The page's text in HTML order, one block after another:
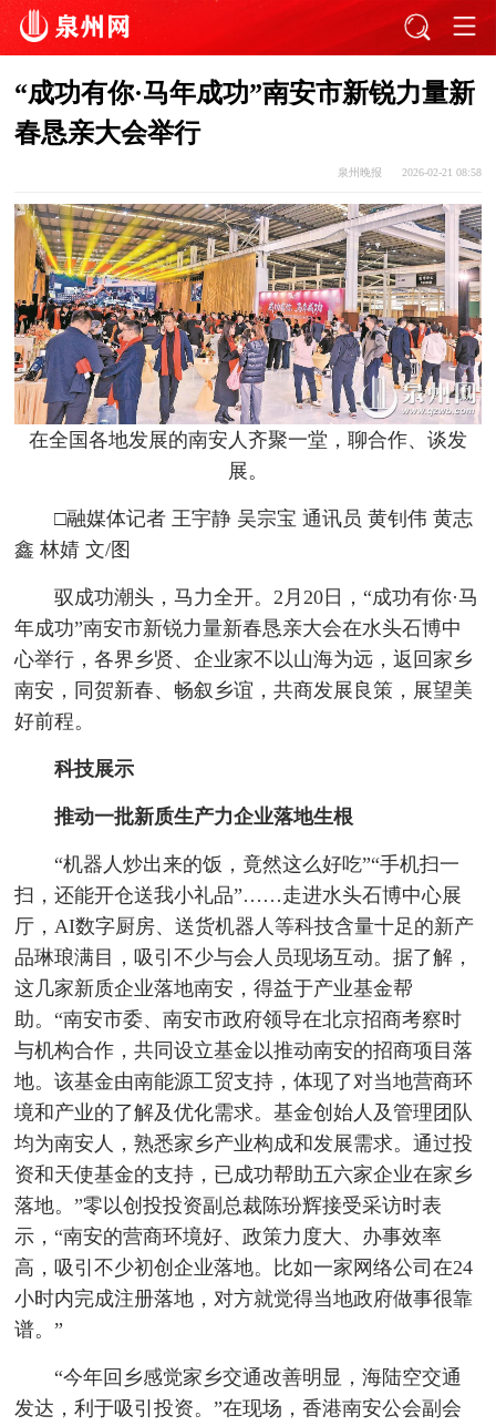
“成功有你·马年成功”南安市新锐力量新
春恳亲大会举行
泉州晚报 2026-02-21 08:58
在全国各地发展的南安人齐聚一堂，聊合作、谈发
展。
□融媒体记者 王宇静 吴宗宝 通讯员 黄钊伟 黄志
鑫 林婧 文/图
驭成功潮头，马力全开。2月20日，“成功有你·马
年成功”南安市新锐力量新春恳亲大会在水头石博中
心举行，各界乡贤、企业家不以山海为远，返回家乡
南安，同贺新春、畅叙乡谊，共商发展良策，展望美
好前程。
科技展示
推动一批新质生产力企业落地生根
“机器人炒出来的饭，竟然这么好吃”“手机扫一
扫，还能开仓送我小礼品”……走进水头石博中心展
厅，AI数字厨房、送货机器人等科技含量十足的新产
品琳琅满目，吸引不少与会人员现场互动。据了解，
这几家新质企业落地南安，得益于产业基金帮
助。“南安市委、南安市政府领导在北京招商考察时
与机构合作，共同设立基金以推动南安的招商项目落
地。该基金由南能源工贸支持，体现了对当地营商环
境和产业的了解及优化需求。基金创始人及管理团队
均为南安人，熟悉家乡产业构成和发展需求。通过投
资和天使基金的支持，已成功帮助五六家企业在家乡
落地。”零以创投投资副总裁陈玢辉接受采访时表
示，“南安的营商环境好、政策力度大、办事效率
高，吸引不少初创企业落地。比如一家网络公司在24
小时内完成注册落地，对方就觉得当地政府做事很靠
谱。”
“今年回乡感觉家乡交通改善明显，海陆空交通
发达，利于吸引投资。”在现场，香港南安公会副会